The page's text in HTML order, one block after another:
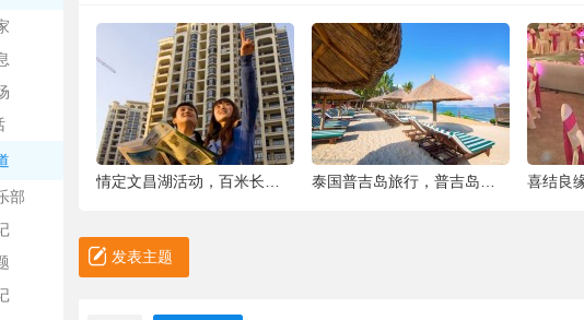
部
日
发表主题